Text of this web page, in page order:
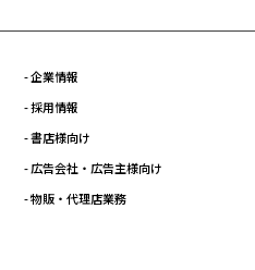
- 企業情報
- 採用情報
- 書店様向け
- 広告会社・広告主様向け
- 物販・代理店業務